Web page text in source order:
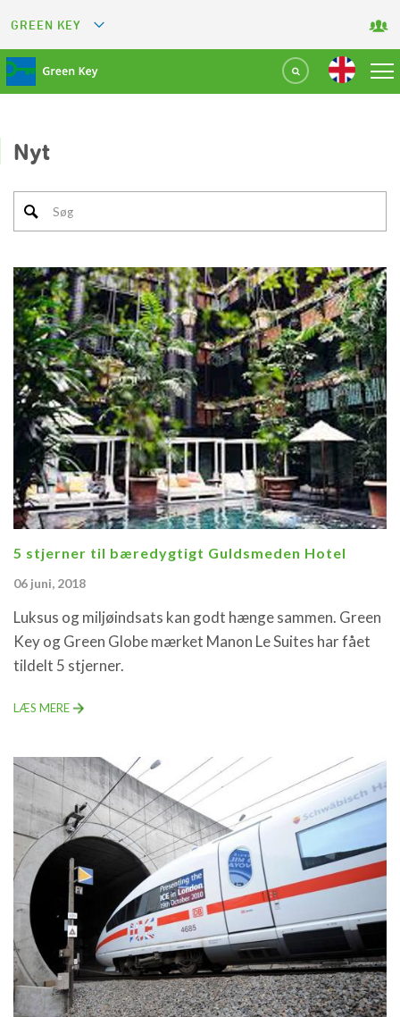
GREEN KEY
GREEN RESTAURANT
GREEN SPORT FACILITY
GREEN TOURISM ORGANIZATION
GREEN ATTRACTION
Nyt
5 stjerner til bæredygtigt Guldsmeden Hotel
06 juni, 2018
Luksus og miljøindsats kan godt hænge sammen. Green
Key og Green Globe mærket Manon Le Suites har fået
tildelt 5 stjerner.
LÆS MERE